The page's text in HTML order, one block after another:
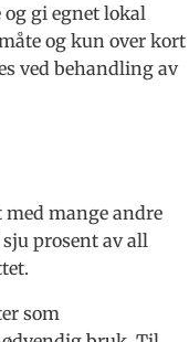
gi egnet lokal
og kun over kort
ved behandling av
mange andre
prosent av all
som